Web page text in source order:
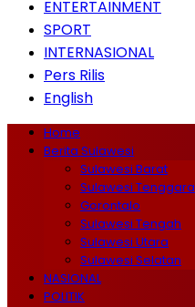
ENTERTAINMENT
SPORT
INTERNASIONAL
Pers Rilis
English
Home
Berita Sulawesi
Sulawesi Barat
Sulawesi Tenggara
Gorontalo
Sulawesi Tengah
Sulawesi Utara
Sulawesi Selatan
NASIONAL
POLITIK